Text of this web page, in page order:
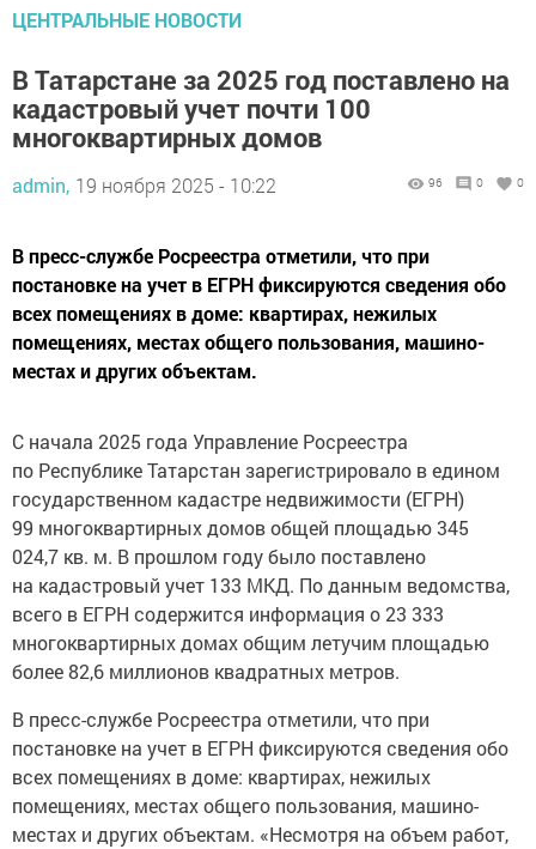
ЦЕНТРАЛЬНЫЕ НОВОСТИ
В Татарстане за 2025 год поставлено на
кадастровый учет почти 100
многоквартирных домов
admin, 19 ноября 2025 - 10:22 96 0 0
В пресс-службе Росреестра отметили, что при
постановке на учет в ЕГРН фиксируются сведения обо
всех помещениях в доме: квартирах, нежилых
помещениях, местах общего пользования, машино-
местах и других объектам.
С начала 2025 года Управление Росреестра
по Республике Татарстан зарегистрировало в едином
государственном кадастре недвижимости (ЕГРН)
99 многоквартирных домов общей площадью 345
024,7 кв. м. В прошлом году было поставлено
на кадастровый учет 133 МКД. По данным ведомства,
всего в ЕГРН содержится информация о 23 333
многоквартирных домах общим летучим площадью
более 82,6 миллионов квадратных метров.
В пресс-службе Росреестра отметили, что при
постановке на учет в ЕГРН фиксируются сведения обо
всех помещениях в доме: квартирах, нежилых
помещениях, местах общего пользования, машино-
местах и других объектам. «Несмотря на объем работ,